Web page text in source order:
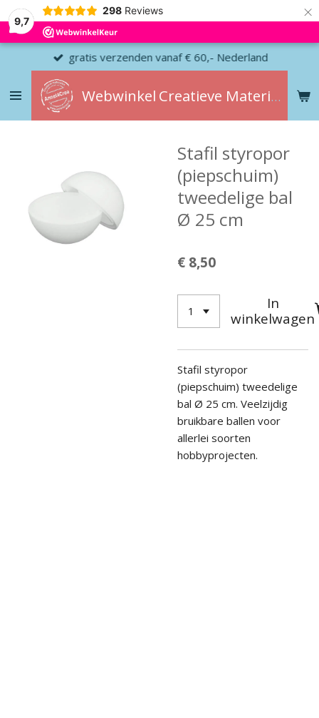
9,7
298 Reviews ×
Webwinkel Creatieve Materialen
gratis verzenden vanaf € 60,- Nederland
Stafil styropor
(piepschuim)
tweedelige bal
Ø 25 cm
€ 8,50
In
winkelwagen
Stafil styropor
(piepschuim) tweedelige
bal Ø 25 cm. Veelzijdig
bruikbare ballen voor
allerlei soorten
hobbyprojecten.